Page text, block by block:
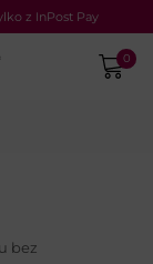
z InPost Pay
0
bez